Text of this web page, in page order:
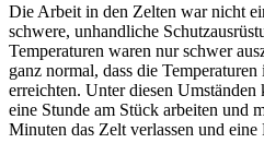
Die Arbeit in den Zelten war nicht
schwere, unhandliche
Temperaturen waren nur schwer
ganz normal, dass die
erreichten. Unter diesen
eine Stunde am Stück arbeiten und
Minuten das Zelt verlassen und eine